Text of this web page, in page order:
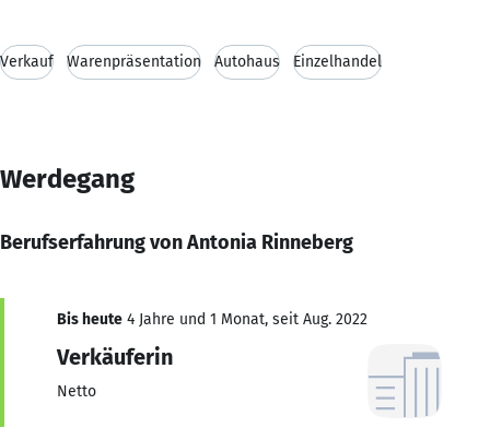
Verkauf Warenpräsentation Autohaus Einzelhandel
Werdegang
Berufserfahrung von Antonia Rinneberg
Bis heute 4 Jahre und 1 Monat, seit Aug. 2022
Verkäuferin
Netto